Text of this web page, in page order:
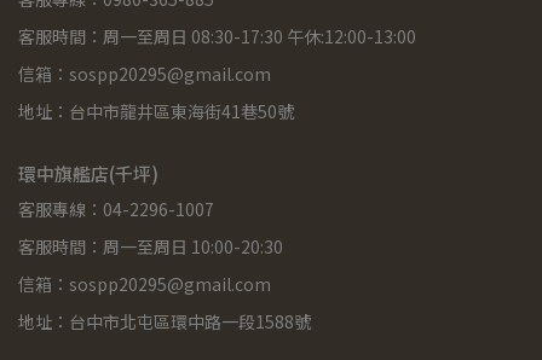
客服時間：周一至周日 08:30-17:30 午休:12:00-13:00
信箱：sospp20295@gmail.com
地址：台中市龍井區東海街41巷50號
環中旗艦店(千坪)
客服專線：04-2296-1007
客服時間：周一至周日 10:00-20:30
信箱：sospp20295@gmail.com
地址：台中市北屯區環中路一段1588號